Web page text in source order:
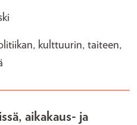
kulttuurin, taiteen,
aikakaus- ja